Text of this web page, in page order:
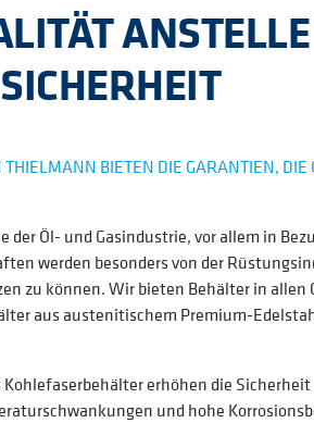
BIETEN DIE GARANTIEN,
der Öl- und Gasindustrie, vor allem in
werden besonders von der
zu können. Wir bieten Behälter in
aus austenitischem Premium-
erhöhen die
und hohe